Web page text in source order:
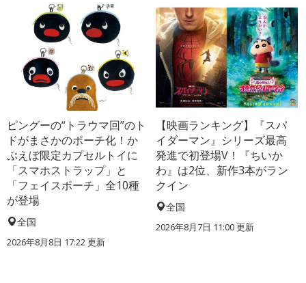
ピングーの“トラウマ回”のト
ドがまさかのポーチ化！か
ぷえぼ限定カプセルトイに
「スマホストラップ」と
「フェイスポーチ」全10種
が登場
全国
2026年8月8日 17:22更新
【映画ランキング】『スパ
イダーマン』シリーズ最高
発進で初登場V！『ちいか
わ』は2位、新作3本がラン
クイン
全国
2026年8月7日 11:00更新